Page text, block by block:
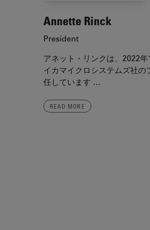
Annette Rinck
President
アネット・リンクは、2022
イカマイクロシステムズ社の
任しています …
READ MORE